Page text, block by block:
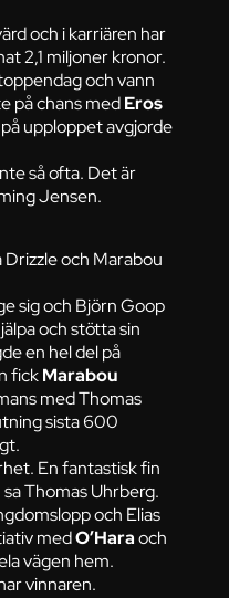
och i karriären har
2,1 miljoner kronor.
och vann
på chans medEros
upploppet avgjorde
så ofta. Det är
Jensen.
och Marabou
sig och Björn Goop
och stötta sin
en hel del på
fickMarabou
med Thomas
sista 600
En fantastisk fin
Thomas Uhrberg.
och Elias
medO’Haraoch
vägen hem.
vinnaren.